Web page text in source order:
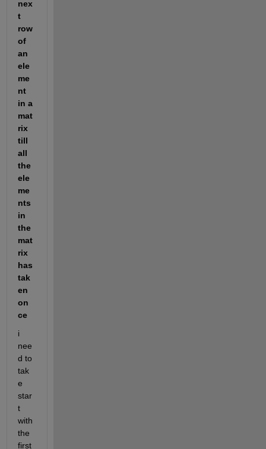
nex
t
row
of
an
ele
me
nt
in a
mat
rix
till
all
the
ele
me
nts
in
the
mat
rix
has
tak
en
on
ce
i
nee
d to
tak
e
star
t
with
the
first